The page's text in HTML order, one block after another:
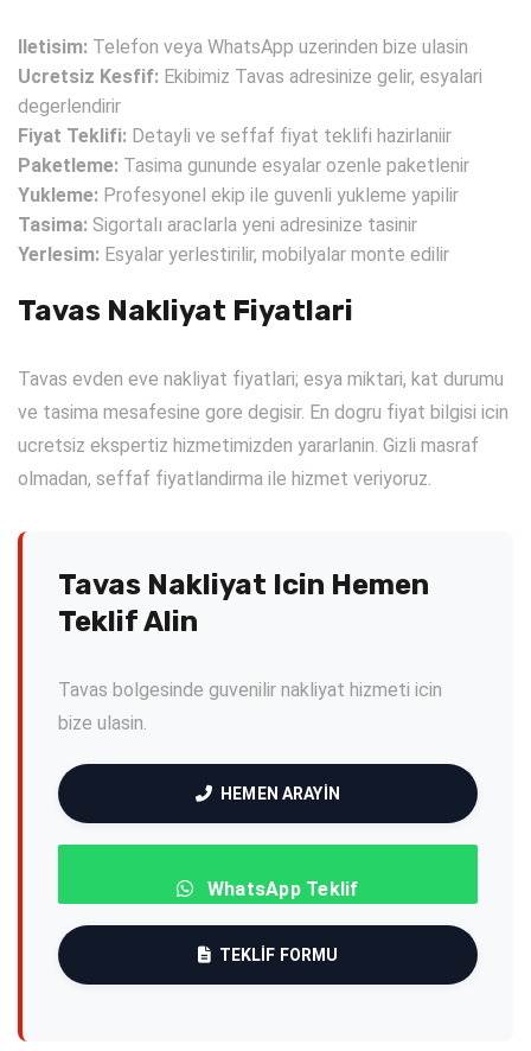
Iletisim: Telefon veya WhatsApp uzerinden bize ulasin
Ucretsiz Kesfif: Ekibimiz Tavas adresinize gelir, esyalari
degerlendirir
Fiyat Teklifi: Detayli ve seffaf fiyat teklifi hazirlaniir
Paketleme: Tasima gununde esyalar ozenle paketlenir
Yukleme: Profesyonel ekip ile guvenli yukleme yapilir
Tasima: Sigortalı araclarla yeni adresinize tasinir
Yerlesim: Esyalar yerlestirilir, mobilyalar monte edilir
Tavas Nakliyat Fiyatlari
Tavas evden eve nakliyat fiyatlari; esya miktari, kat durumu
ve tasima mesafesine gore degisir. En dogru fiyat bilgisi icin
ucretsiz ekspertiz hizmetimizden yararlanin. Gizli masraf
olmadan, seffaf fiyatlandirma ile hizmet veriyoruz.
Tavas Nakliyat Icin Hemen
Teklif Alin
Tavas bolgesinde guvenilir nakliyat hizmeti icin
bize ulasin.
HEMEN ARAYIN
WhatsApp Teklif
TEKLIF FORMU